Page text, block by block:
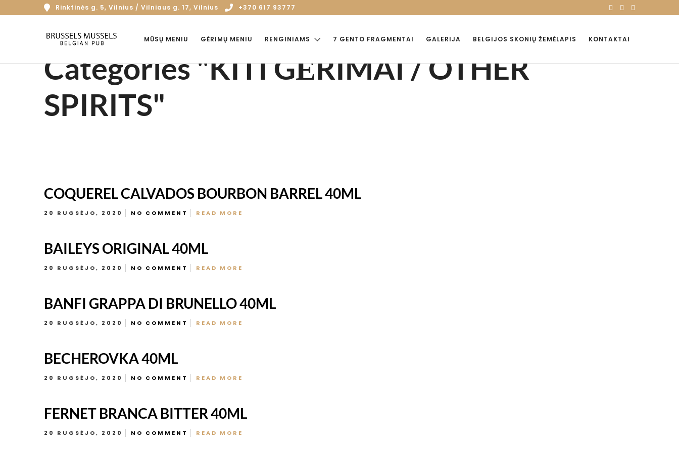
Rinktinės g. 5, Vilnius / Vilniaus g. 17, Vilnius +370 617 93777
MŪSŲ MENIU GĖRIMŲ MENIU RENGINIAMS 7 GENTO FRAGMENTAI GALERIJA BELGIJOS SKONIŲ ŽEMĖLAPIS KONTAKTAI
Categories "KITI GĖRIMAI / OTHER
SPIRITS"
COQUEREL CALVADOS BOURBON BARREL 40ML
20 RUGSĖJO, 2020 NO COMMENT READ MORE
BAILEYS ORIGINAL 40ML
20 RUGSĖJO, 2020 NO COMMENT READ MORE
BANFI GRAPPA DI BRUNELLO 40ML
20 RUGSĖJO, 2020 NO COMMENT READ MORE
BECHEROVKA 40ML
20 RUGSĖJO, 2020 NO COMMENT READ MORE
FERNET BRANCA BITTER 40ML
20 RUGSĖJO, 2020 NO COMMENT READ MORE